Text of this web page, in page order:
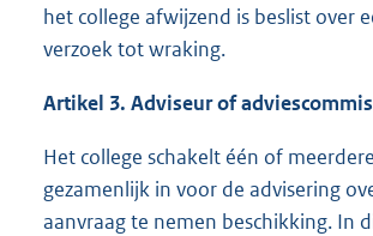
het college afwijzend is beslist over
verzoek tot wraking.
Artikel 3. Adviseur of
Het college schakelt één of
gezamenlijk in voor de advisering
aanvraag te nemen beschikking. In